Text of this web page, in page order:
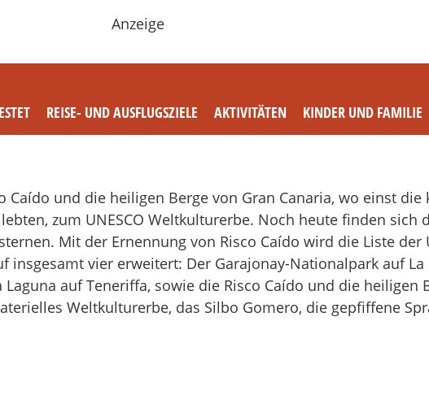
Anzeige
REISE- UND AUSFLUGSZIELE AKTIVITÄTEN KINDER UND FAMILIE
und die heiligen Berge von Gran Canaria, wo einst die
zum UNESCO Weltkulturerbe. Noch heute finden sich
Mit der Ernennung von Risco Caído wird die Liste der
insgesamt vier erweitert: Der Garajonay-Nationalpark auf La
auf Teneriffa, sowie die Risco Caído und die heiligen
Weltkulturerbe, das Silbo Gomero, die gepfiffene